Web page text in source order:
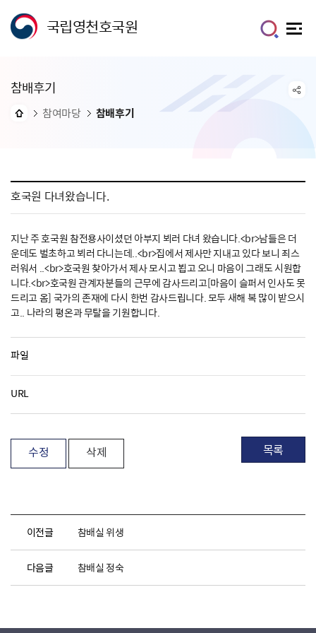
국립영천호국원
참배후기
참여마당 참배후기
호국원 다녀왔습니다.
지난 주 호국원 참전용사이셨던 아부지 뵈러 다녀 왔습니다.<br>남들은 더
운데도 벌초하고 뵈러 다니는데..<br>집에서 제사만 지내고 있다 보니 죄스
러워서 ..<br>호국원 찾아가서 제사 모시고 뵙고 오니 마음이 그래도 시원합
니다.<br>호국원 관계자분들의 근무에 감사드리고[마음이 슬퍼서 인사도 못
드리고 옴] 국가의 존재에 다시 한번 감사드립니다. 모두 새해 복 많이 받으시
고.. 나라의 평온과 무탈을 기원합니다.
파일
URL
수정 삭제 목록
이전글 참배실 위생
다음글 참배실 정숙